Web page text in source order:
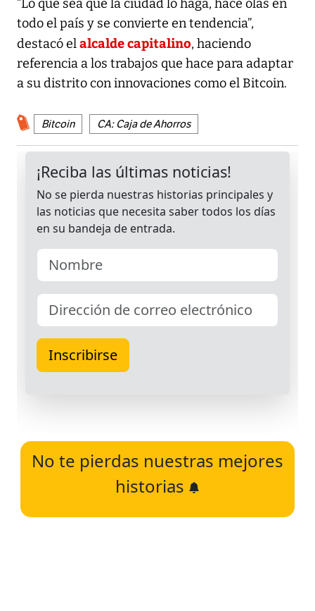
“Lo que sea que la ciudad lo haga, hace olas en
todo el país y se convierte en tendencia”,
destacó elalcalde capitalino, haciendo
referencia a los trabajos que hace para adaptar
a su distrito con innovaciones como el Bitcoin.
Bitcoin CA: Caja de Ahorros
No te pierdas nuestras mejores
historias